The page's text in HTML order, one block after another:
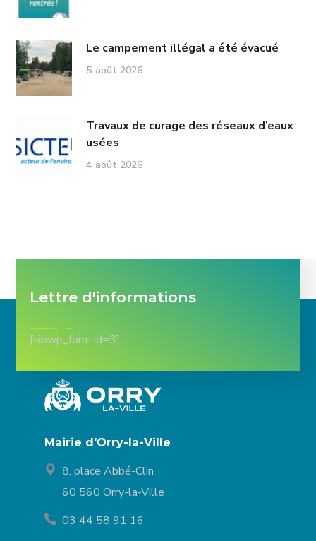
Le campement illégal a été évacué
5 août 2026
Travaux de curage des réseaux d’eaux
usées
4 août 2026
Lettre d'informations
[sibwp_form id=3]
Mairie d'Orry-la-Ville
8, place Abbé-Clin
60 560 Orry-la-Ville
03 44 58 91 16